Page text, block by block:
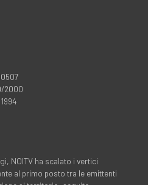
2000
NOITV ha scalato i vertici
al primo posto tra le emittenti